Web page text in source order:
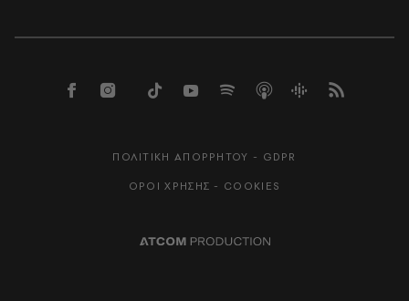
ΠΟΛΙΤΙΚΗ ΑΠΟΡΡΗΤΟΥ - GDPR
ΟΡΟΙ ΧΡΗΣΗΣ - COOKIES